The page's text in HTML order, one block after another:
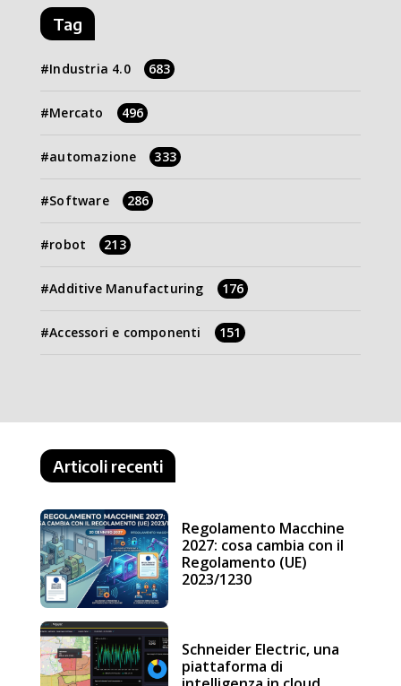
Tag
Industria 4.0 683
Mercato 496
automazione 333
Software 286
robot 213
Additive Manufacturing 176
Accessori e componenti 151
Articoli recenti
Regolamento Macchine
2027: cosa cambia con il
Regolamento (UE)
2023/1230
Schneider Electric, una
piattaforma di